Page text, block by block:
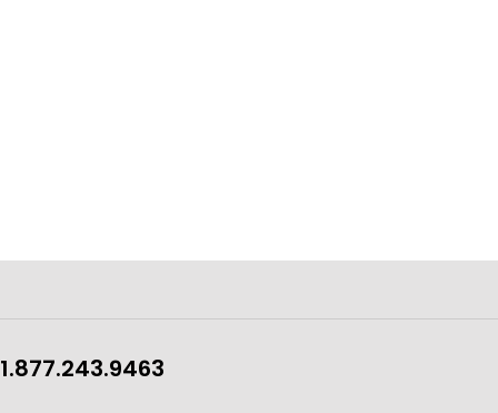
1.877.243.9463